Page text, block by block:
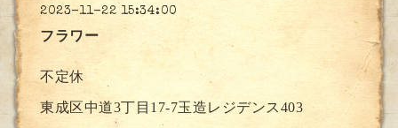
2023-11-22 15:34:00
フラワー
不定休
東成区中道3丁目17-7玉造レジデンス403